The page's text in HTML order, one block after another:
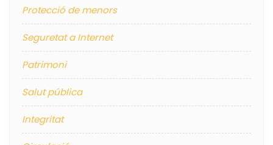
Protecció de menors
Seguretat a Internet
Patrimoni
Salut pública
Integritat